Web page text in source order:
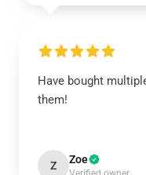
Have bought
them!
Z Zoe